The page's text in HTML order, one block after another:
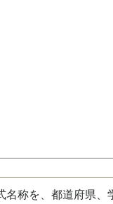
名称を、都道府県